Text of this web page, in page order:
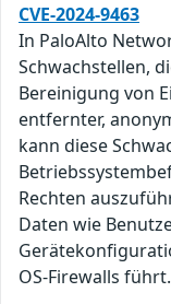
CVE-2024-9463
In PaloAlto
Schwachstellen,
Bereinigung von
entfernter,
kann diese
Rechten
Daten wie
OS-Firewalls führt.